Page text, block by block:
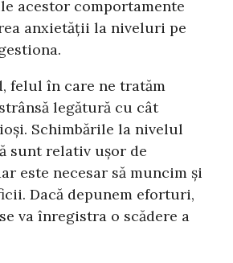
acestor comportamente
anxietății la niveluri pe
felul în care ne tratăm
legătură cu cât
Schimbările la nivelul
sunt relativ ușor de
este necesar să muncim și
Dacă depunem eforturi,
va înregistra o scădere a